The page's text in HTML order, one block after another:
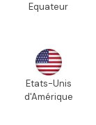
Equateur
Etats-Unis
d'Amérique